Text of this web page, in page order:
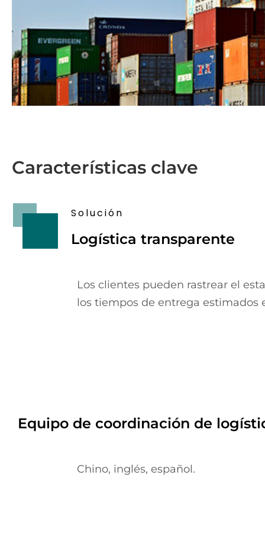
Características clave
Solución
Logística transparente
Los clientes pueden rastrear el
los tiempos de entrega estimados
Equipo de coordinación de
Chino, inglés, español.